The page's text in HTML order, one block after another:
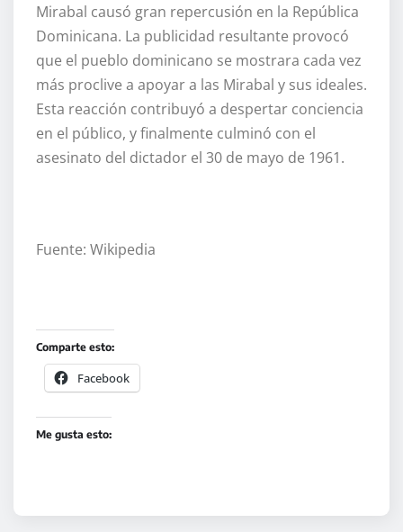
Mirabal causó gran repercusión en la República
Dominicana. La publicidad resultante provocó
que el pueblo dominicano se mostrara cada vez
más proclive a apoyar a las Mirabal y sus ideales.
Esta reacción contribuyó a despertar conciencia
en el público, y finalmente culminó con el
asesinato del dictador el 30 de mayo de 1961.
Fuente: Wikipedia
Comparte esto:
Facebook
Me gusta esto: